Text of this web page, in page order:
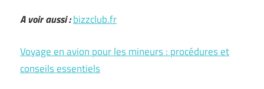
A voir aussi :bizzclub.fr
Voyage en avion pour les mineurs : procédures et
conseils essentiels